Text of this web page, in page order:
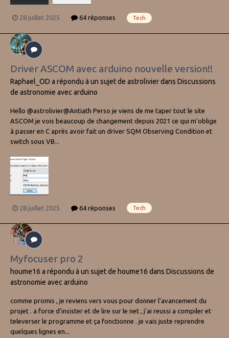
28 juillet 2025 64 réponses Tech
Driver ASCOM avec arduino nouvelle version!!
Raphael_OD a répondu à un sujet de astrolivierdans Discussions
de astronomie avec arduino
Hello @astrolivier@Antiath Perso je viens de me taper tout le site
ASCOM je vois beaucoup de changement depuis 2021 ce qui m'oblige
à passer en C après avoir fait un driver SQM Observing Condition et
switch sous VB...
28 juillet 2025 64 réponses Tech
Myfocuser pro 2
houme16 a répondu à un sujet de houme16 dans Discussions de
astronomie avec arduino
comme promis , je reviens vers vous pour donner l'avancement du
projet . a force d'insister et de lire sur le net , j'ai reussi a compiler et
televerser le programme et ça fonctionne . je vais juste reprendre
quelques lignes en...